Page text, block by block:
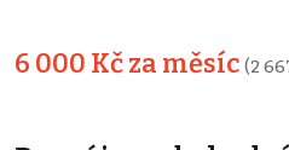
6 000 Kč za měsíc (2